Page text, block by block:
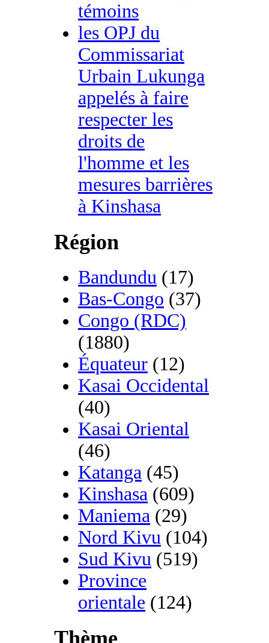
témoins
les OPJ du
Commissariat
Urbain Lukunga
appelés à faire
respecter les
droits de
l'homme et les
mesures barrières
à Kinshasa
Région
Bandundu (17)
Bas-Congo (37)
Congo (RDC)
(1880)
Équateur (12)
Kasai Occidental
(40)
Kasai Oriental
(46)
Katanga (45)
Kinshasa (609)
Maniema (29)
Nord Kivu (104)
Sud Kivu (519)
Province
orientale (124)